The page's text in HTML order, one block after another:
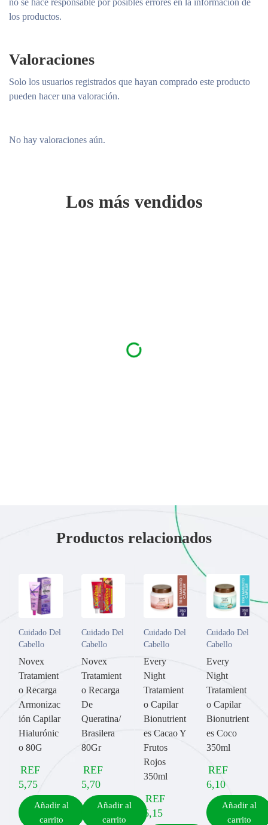
los productos.
Valoraciones
No hay valoraciones aún.
Solo los usuarios registrados que hayan comprado este producto
pueden hacer una valoración.
Los más vendidos
Productos relacionados
Cuidado Del
Cabello
Novex
Tratamient
o Recarga
Armonizac
ión Capilar
Hialurónic
o 80G
REF
5,75
Añadir al
carrito
Cuidado Del
Cabello
Novex
Tratamient
o Recarga
De
Queratina/
Brasilera
80Gr
REF
5,70
Añadir al
carrito
Cuidado Del
Cabello
Every
Night
Tratamient
o Capilar
Bionutrient
es Cacao Y
Frutos
Rojos
350ml
REF
6,15
Cuidado Del
Cabello
Every
Night
Tratamient
o Capilar
Bionutrient
es Coco
350ml
REF
6,10
Añadir al
carrito